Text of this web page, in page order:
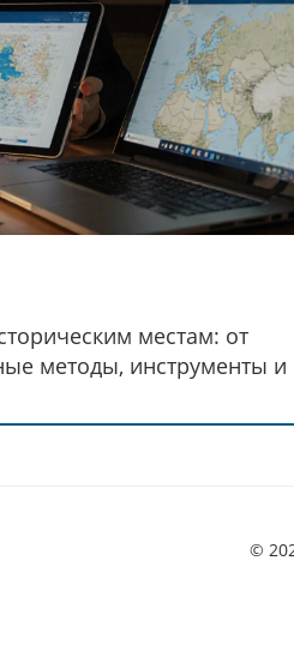
местам: от
методы, инструменты и
©